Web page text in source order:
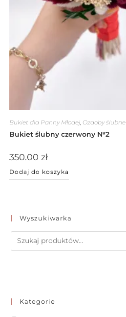
Bukiet dla Panny Młodej, Ozdoby ślubne
Bukiet ślubny czerwony №2
350.00 zł
Dodaj do koszyka
Wyszukiwarka
Kategorie